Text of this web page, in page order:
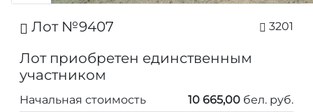
Лот №9407 3201
Лот приобретен единственным
участником
Начальная стоимость 10 665,00 бел. руб.